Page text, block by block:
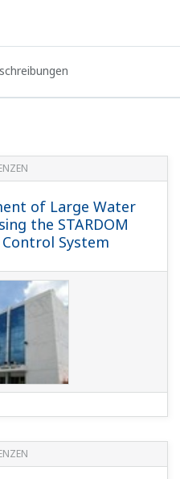
of Large Water
the STARDOM
System